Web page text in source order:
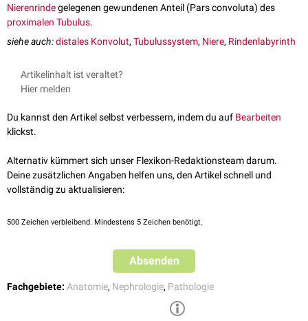
Nierenrindegelegenen gewundenen Anteil (Pars convoluta) des
proximalen Tubulus.
siehe auch:distales Konvolut, Tubulussystem, Niere, Rindenlabyrinth
Artikelinhalt ist veraltet?
Hier melden
Du kannst den Artikel selbst verbessern, indem du auf Bearbeiten
klickst.
Alternativ kümmert sich unser Flexikon-Redaktionsteam darum.
Deine zusätzlichen Angaben helfen uns, den Artikel schnell und
vollständig zu aktualisieren:
500 Zeichen verbleibend. Mindestens 5 Zeichen benötigt.
Absenden
Fachgebiete: Anatomie, Nephrologie, Pathologie